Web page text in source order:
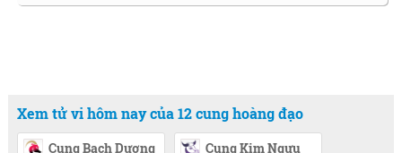
Xem tử vi hôm nay của 12 cung hoàng đạo
Cung Bạch Dương Cung Kim Ngưu